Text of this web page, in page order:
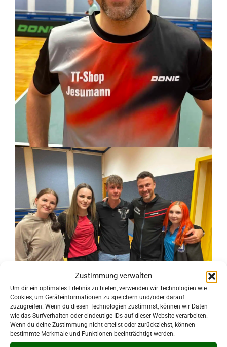
Zustimmung verwalten
Um dir ein optimales Erlebnis zu bieten, verwenden wir Technologien wie
Cookies, um Geräteinformationen zu speichern und/oder darauf
zuzugreifen. Wenn du diesen Technologien zustimmst, können wir Daten
wie das Surfverhalten oder eindeutige IDs auf dieser Website verarbeiten.
Wenn du deine Zustimmung nicht erteilst oder zurückziehst, können
bestimmte Merkmale und Funktionen beeinträchtigt werden.